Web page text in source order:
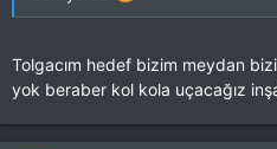
Tolgacım hedef bizim meydan
yok beraber kol kola uçacağız